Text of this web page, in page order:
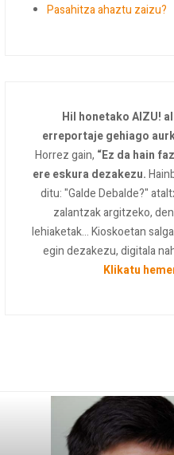
Pasahitza ahaztu zaizu?
Hil honetako AIZU!
erreportaje gehiago
Horrez gain, “Ez da hain
ere eskura dezakezu.
ditu: "Galde Debalde?"
zalantzak argitzeko,
lehiaketak... Kioskoetan
egin dezakezu, digitala
Klikatu